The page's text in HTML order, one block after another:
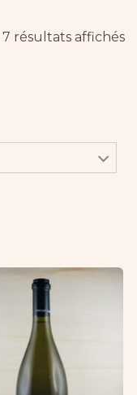
7 résultats affichés